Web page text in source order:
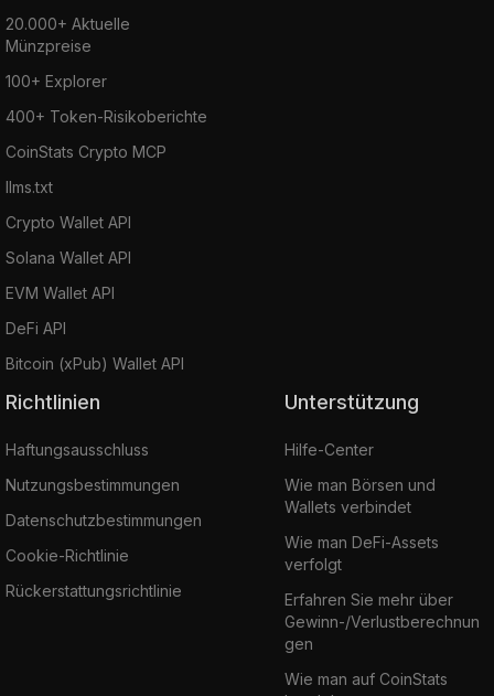
20.000+ Aktuelle
Münzpreise
100+ Explorer
400+ Token-Risikoberichte
CoinStats Crypto MCP
llms.txt
Crypto Wallet API
Solana Wallet API
EVM Wallet API
DeFi API
Bitcoin (xPub) Wallet API
Richtlinien
Haftungsausschluss
Nutzungsbestimmungen
Datenschutzbestimmungen
Cookie-Richtlinie
Rückerstattungsrichtlinie
Unterstützung
Hilfe-Center
Wie man Börsen und
Wallets verbindet
Wie man DeFi-Assets
verfolgt
Erfahren Sie mehr über
Gewinn-/Verlustberechnun
gen
Wie man auf CoinStats